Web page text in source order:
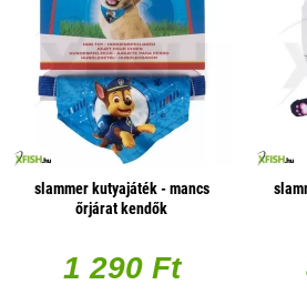
slammer kutyajáték - mancs
őrjárat kendők
1 290 Ft